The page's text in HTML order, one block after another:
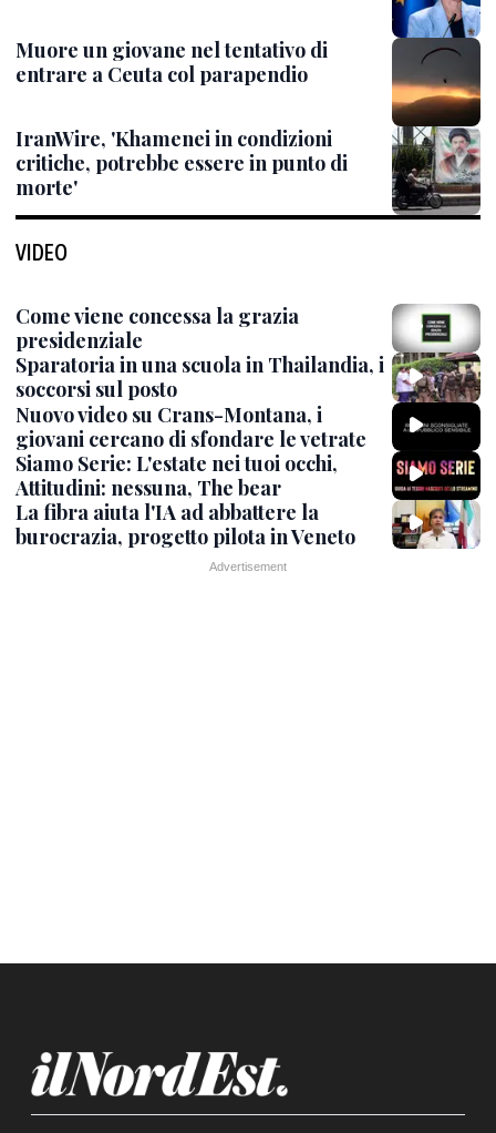
Muore un giovane nel tentativo di
entrare a Ceuta col parapendio
IranWire, 'Khamenei in condizioni
critiche, potrebbe essere in punto di
morte'
VIDEO
Come viene concessa la grazia
presidenziale
Sparatoria in una scuola in Thailandia, i
soccorsi sul posto
Nuovo video su Crans-Montana, i
giovani cercano di sfondare le vetrate
Siamo Serie: L'estate nei tuoi occhi,
Attitudini: nessuna, The bear
La fibra aiuta l'IA ad abbattere la
burocrazia, progetto pilota in Veneto